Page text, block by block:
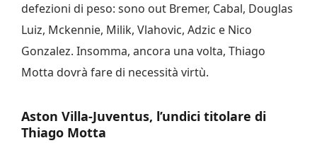
defezioni di peso: sono out Bremer, Cabal, Douglas
Luiz, Mckennie, Milik, Vlahovic, Adzic e Nico
Gonzalez. Insomma, ancora una volta, Thiago
Motta dovrà fare di necessità virtù.
Aston Villa-Juventus, l’undici titolare di
Thiago Motta